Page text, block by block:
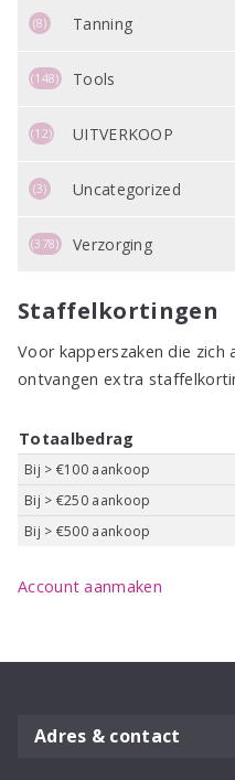
Tanning
(8)
Tools
(148)
UITVERKOOP
(12)
Uncategorized
(3)
Verzorging
(378)
Staffelkortingen
Voor kapperszaken die zich
ontvangen extra
Totaalbedrag
Bij > €100 aankoop
Bij > €250 aankoop
Bij > €500 aankoop
Account aanmaken
Adres & contact